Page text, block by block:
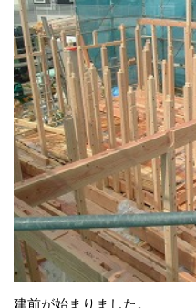
建前が始まりました。